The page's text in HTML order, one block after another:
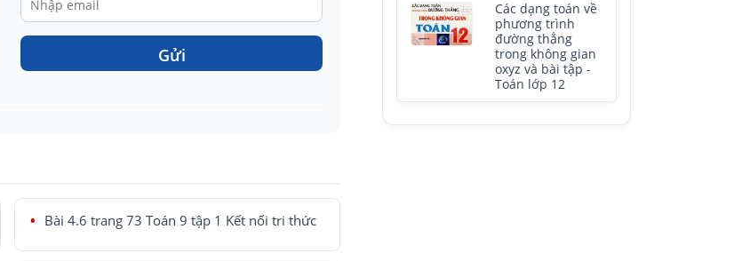
Gửi
Bài 4.6 trang 73 Toán 9 tập 1 Kết nối tri thức
Các dạng toán về
phương trình
đường thẳng
trong không gian
oxyz và bài tập -
Toán lớp 12